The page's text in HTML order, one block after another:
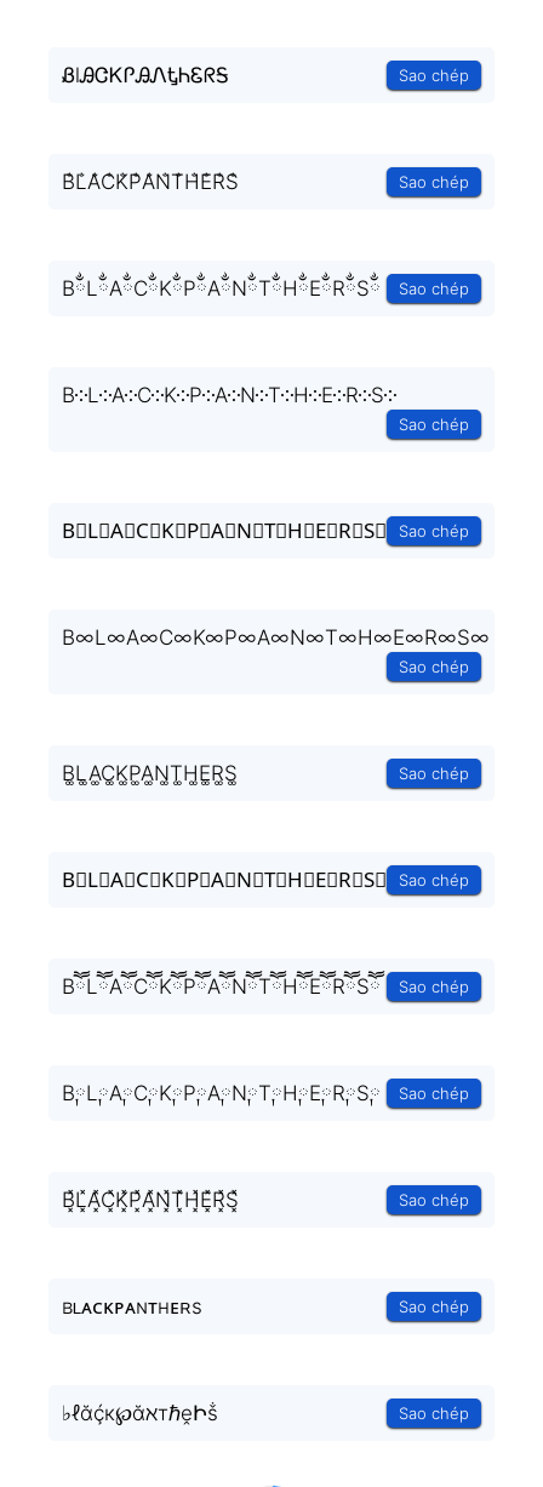
ᏰlᎯᏣᏦᎵᎯᏁᎿᏂᏋᖇᎦ Sao chép
B̐L̐A̐C̐K̐P̐A̐N̐T̐H̐E̐R̐S̐ Sao chép
BྂLྂAྂCྂKྂPྂAྂNྂTྂHྂEྂRྂSྂ Sao chép
B༶L༶A༶C༶K༶P༶A༶N༶T༶H༶E༶R༶S༶
Sao chép
B⃒L⃒A⃒C⃒K⃒P⃒A⃒N⃒T⃒H⃒E⃒R⃒S⃒ Sao chép
B∞L∞A∞C∞K∞P∞A∞N∞T∞H∞E∞R∞S∞
Sao chép
B͚L͚A͚C͚K͚P͚A͚N͚T͚H͚E͚R͚S͚ Sao chép
B⃒L⃒A⃒C⃒K⃒P⃒A⃒N⃒T⃒H⃒E⃒R⃒S⃒ Sao chép
BཽLཽAཽCཽKཽPཽAཽNཽTཽHཽEཽRཽSཽ Sao chép
B༙L༙A༙C༙K༙P༙A༙N༙T༙H༙E༙R༙S༙ Sao chép
B͓̽L͓̽A͓̽C͓̽K͓̽P͓̽A͓̽N͓̽T͓̽H͓̽E͓̽R͓̽S͓̽ Sao chép
ʙʟᴀᴄᴋᴘᴀɴᴛʜᴇʀs Sao chép
♭ℓᾰḉк℘ᾰℵтℏḙԻṧ Sao chép